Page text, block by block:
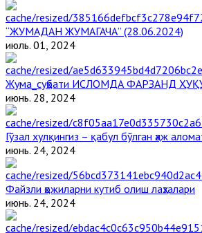
“ЖУМАДАН ЖУМАГАЧА” (28.06.2024)
июль. 01, 2024
Жума_суҳбати ИСЛОМДА ФАРЗАНД
июнь. 28, 2024
Гўзал хулқингиз – қабул бўлган ҳаж
июнь. 24, 2024
Файзли ҳожиларни кутиб олиш лаҳзалари
июнь. 24, 2024